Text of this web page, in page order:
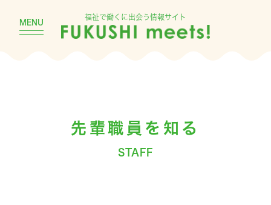
MENU
福祉で働くに出会う情報サイト
先輩職員を知る
STAFF